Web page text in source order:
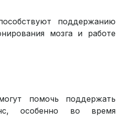
поддержанию
мозга и работе
помочь поддержать
особенно во время